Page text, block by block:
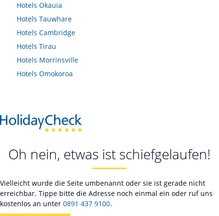
Hotels Okauia
Hotels Tauwhare
Hotels Cambridge
Hotels Tirau
Hotels Morrinsville
Hotels Omokoroa
Oh nein, etwas ist schiefgelaufen!
Vielleicht wurde die Seite umbenannt oder sie ist gerade nicht
erreichbar. Tippe bitte die Adresse noch einmal ein oder ruf uns
kostenlos an unter 0891 437 9100.